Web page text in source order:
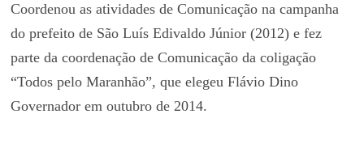
Coordenou as atividades de Comunicação na campanha
do prefeito de São Luís Edivaldo Júnior (2012) e fez
parte da coordenação de Comunicação da coligação
“Todos pelo Maranhão”, que elegeu Flávio Dino
Governador em outubro de 2014.